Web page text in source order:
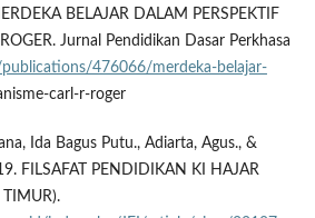
BELAJAR DALAM PERSPEKTIF
Jurnal Pendidikan Dasar Perkhasa
476066/merdeka-belajar-
carl-r-roger
Ida Bagus Putu., Adiarta, Agus., &
FILSAFAT PENDIDIKAN KI HAJAR